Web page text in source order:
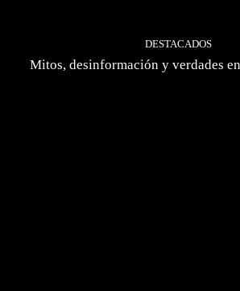
DESTACADOS
Mitos, desinformación y verdades